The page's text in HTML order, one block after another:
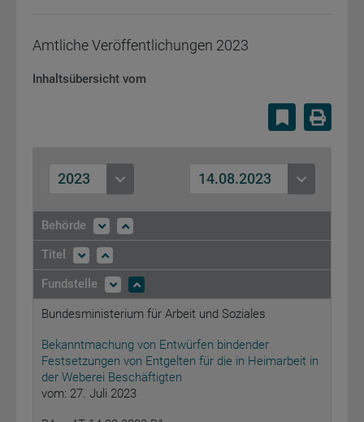
Amtliche Veröffentlichungen 2023
Inhaltsübersicht vom
2023 14.08.2023
Behörde
Titel
Fundstelle
Bundesministerium für Arbeit und Soziales
Bekanntmachung von Entwürfen bindender
Festsetzungen von Entgelten für die in Heimarbeit in
der Weberei Beschäftigten
vom: 27. Juli 2023